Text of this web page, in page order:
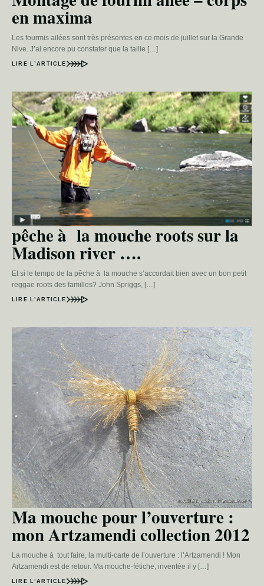
en maxima
Les fourmis ailées sont très présentes en ce mois de juillet sur la Grande
Nive. J’ai encore pu constater que la taille […]
LIRE L’ARTICLE
pêche à la mouche roots sur la
Madison river ….
Et si le tempo de la pêche à la mouche s’accordait bien avec un bon petit
reggae roots des familles? John Spriggs, […]
LIRE L’ARTICLE
Ma mouche pour l’ouverture :
mon Artzamendi collection 2012
La mouche à tout faire, la multi-carte de l’ouverture : l’Artzamendi ! Mon
Artzamendi est de retour. Ma mouche-fétiche, inventée il y […]
LIRE L’ARTICLE